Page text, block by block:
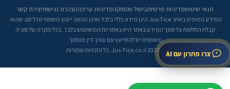
תנאי שימושמדיניות פרטיותביטול ואספקהמדיניות עריכההצהרת נגישותיצירת קשר
המידע המופיע באתר Jus-Tice הינו מידע כללי בלבד ואינו מהווה ייעוץ משפטי מכל סוג שהוא.
קבלת החלטות על סמך המידע באתר היא באחריות המשתמש בלבד. בכל מקרה של סוגיה
משפטית יש להתייעץ עם עורך דין מוסמך.
© 2026 Jus-Tice.co.il. כל הזכויות שמורות.
צרו פתרון עם AI